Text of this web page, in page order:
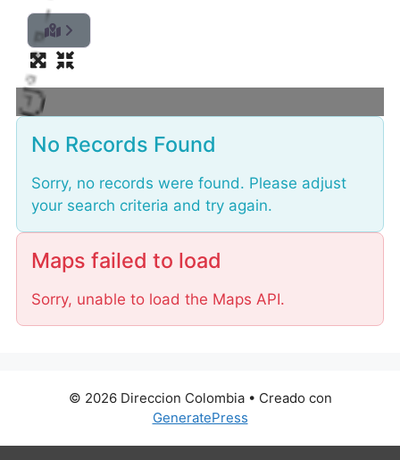
Lo
d
g
.
.
No Records Found
Sorry, no records were found. Please adjust
your search criteria and try again.
Maps failed to load
Sorry, unable to load the Maps API.
© 2026 Direccion Colombia• Creado con
GeneratePress